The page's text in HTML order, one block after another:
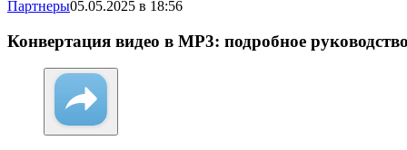
Партнеры05.05.2025 в 18:56
Конвертация видео в MP3: подробное руководство